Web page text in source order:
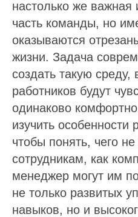
настолько же
часть команды, но
оказываются
жизни. Задача
создать такую среду,
работников будут
одинаково
изучить особенности
чтобы понять, чего
сотрудникам, как
менеджер могут им
не только развитых
навыков, но и